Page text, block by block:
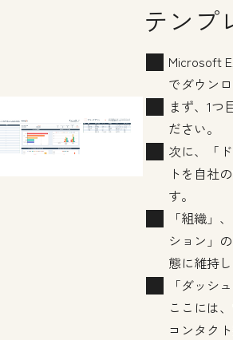
テンプ
Microsoft
でダウン
まず、1つ
ださい。
次に、「
トを自社
す。
「組織」
ション」
態に維持
「ダッシ
ここには
コンタク